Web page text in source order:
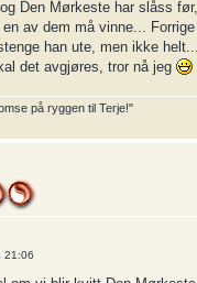
Den Mørkeste har slåss
av dem må vinne...
han ute, men ikke
det avgjøres, tror nå jeg
på ryggen til Terje!"
21:06